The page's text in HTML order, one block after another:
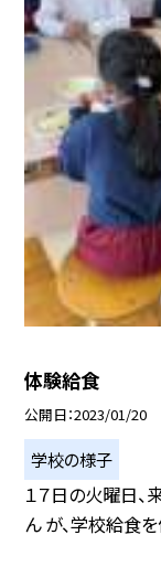
体験給食
公開日 2023/01/20
学校の様子
１７日の火曜日
ん が、学校給食